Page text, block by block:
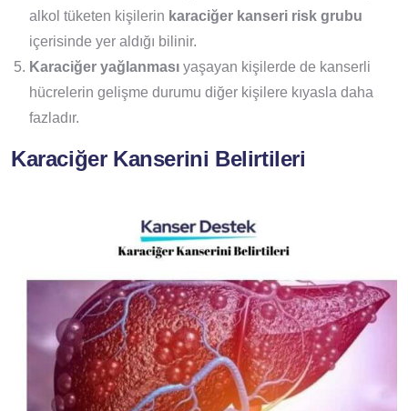
alkol tüketen kişilerin karaciğer kanseri risk grubu
içerisinde yer aldığı bilinir.
Karaciğer yağlanması yaşayan kişilerde de kanserli
hücrelerin gelişme durumu diğer kişilere kıyasla daha
fazladır.
Karaciğer Kanserini Belirtileri